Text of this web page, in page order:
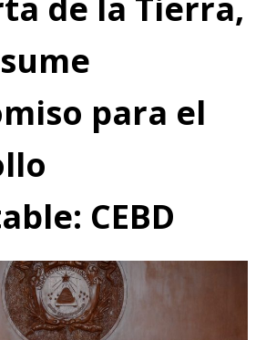
para el
CEBD